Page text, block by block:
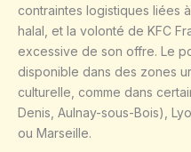
contraintes logistiques liées
halal, et la volonté de KFC
excessive de son offre. Le
disponible dans des zones
culturelle, comme dans
Denis, Aulnay-sous-Bois),
ou Marseille.